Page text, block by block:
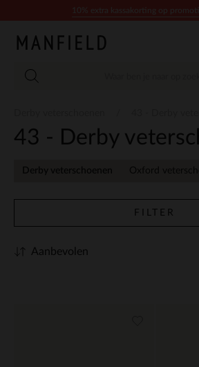
43 - Derby
Derby veterschoenen Oxford
FILTER
Aanbevolen